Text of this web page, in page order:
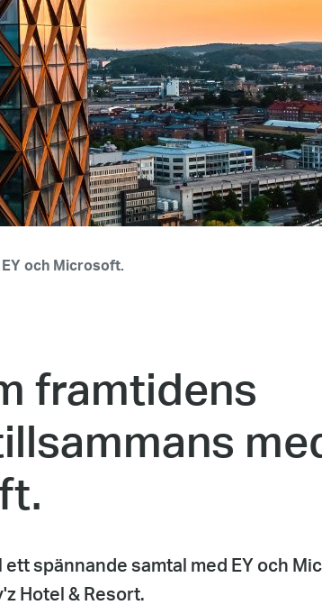
och Microsoft.
framtidens
spännande samtal med EY och
Hotel & Resort.